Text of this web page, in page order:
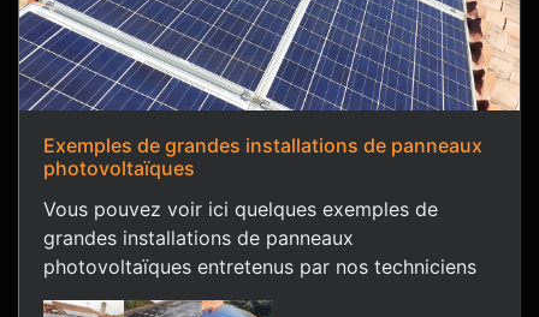
Exemples de grandes installations de panneaux
photovoltaïques
Vous pouvez voir ici quelques exemples de
grandes installations de panneaux
photovoltaïques entretenus par nos techniciens